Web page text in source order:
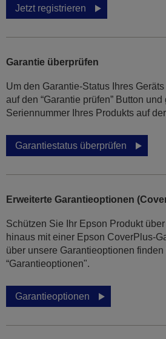
Jetzt registrieren
Garantie überprüfen
Um den Garantie-Status Ihres
auf den “Garantie prüfen” Button
Seriennummer Ihres Produkts auf
Garantiestatus überprüfen
Erweiterte Garantieoptionen
Schützen Sie Ihr Epson Produkt
hinaus mit einer Epson CoverPlus-
über unsere Garantieoptionen
“Garantieoptionen".
Garantieoptionen